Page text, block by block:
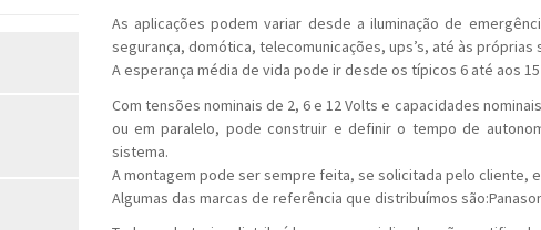
As aplicações podem variar desde a iluminação de
segurança, domótica, telecomunicações, ups’s, até às
A esperança média de vida pode ir desde os típicos 6 até aos
Com tensões nominais de 2, 6 e 12 Volts e capacidades
ou em paralelo, pode construir e definir o tempo de
sistema.
A montagem pode ser sempre feita, se solicitada pelo cliente,
Algumas das marcas de referência que distribuímos